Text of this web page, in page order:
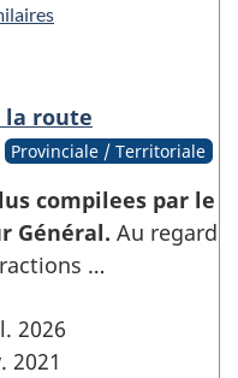
la route
Provinciale / Territoriale
compilees par le
Général. Au regard
…
2026
2021